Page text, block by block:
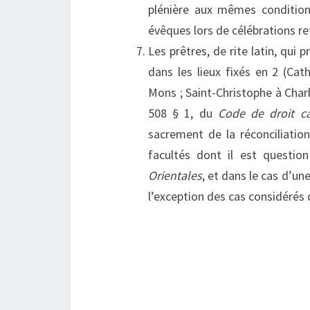
plénière aux mêmes
évêques lors de célébrations
Les prêtres, de rite latin, qui
dans les lieux fixés en 2
Mons ; Saint-Christophe à
508 § 1, du Code de droit
sacrement de la
facultés dont il est
Orientales, et dans le cas
l’exception des cas considérés